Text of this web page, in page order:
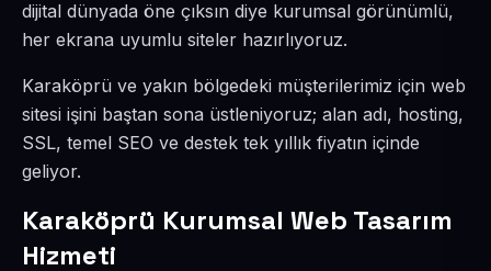
dijital dünyada öne çıksın diye kurumsal görünümlü,
her ekrana uyumlu siteler hazırlıyoruz.
Karaköprü ve yakın bölgedeki müşterilerimiz için web
sitesi işini baştan sona üstleniyoruz; alan adı, hosting,
SSL, temel SEO ve destek tek yıllık fiyatın içinde
geliyor.
Karaköprü Kurumsal Web Tasarım
Hizmeti